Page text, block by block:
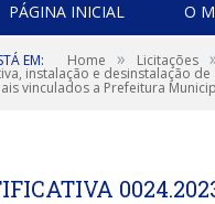
PÁGINA INICIAL O
EM: Home » Licitações
instalação e desinstalação
vinculados a Prefeitura